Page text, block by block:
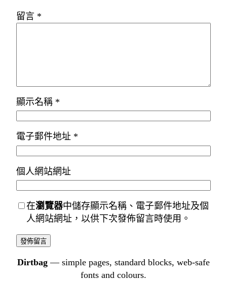
留言 *
顯示名稱 *
電子郵件地址 *
個人網站網址
在瀏覽器中儲存顯示名稱、電子郵件地址及個
人網站網址，以供下次發佈留言時使用。
Dirtbag — simple pages, standard blocks, web-safe
fonts and colours.